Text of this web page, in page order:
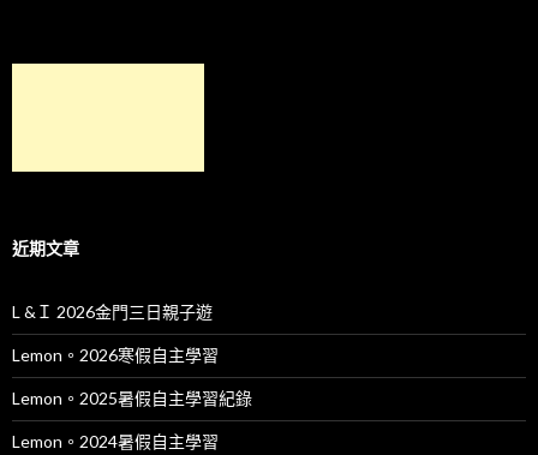
近期文章
L &Ｉ 2026金門三日親子遊
Lemon。2026寒假自主學習
Lemon。2025暑假自主學習紀錄
Lemon。2024暑假自主學習